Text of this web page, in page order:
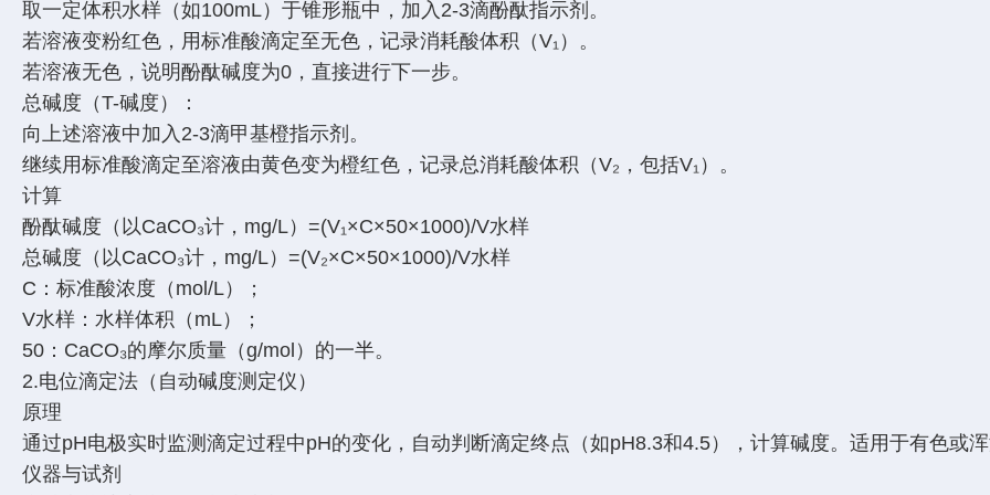
取一定体积水样（如100mL）于锥形瓶中，加入2-3滴酚酞指示剂。
若溶液变粉红色，用标准酸滴定至无色，记录消耗酸体积（V₁）。
若溶液无色，说明酚酞碱度为0，直接进行下一步。
总碱度（T-碱度）：
向上述溶液中加入2-3滴甲基橙指示剂。
继续用标准酸滴定至溶液由黄色变为橙红色，记录总消耗酸体积（V₂，包括V₁）。
计算
酚酞碱度（以CaCO₃计，mg/L）=(V₁×C×50×1000)/V水样
总碱度（以CaCO₃计，mg/L）=(V₂×C×50×1000)/V水样
C：标准酸浓度（mol/L）；
V水样：水样体积（mL）；
50：CaCO₃的摩尔质量（g/mol）的一半。
2.电位滴定法（自动碱度测定仪）
原理
通过pH电极实时监测滴定过程中pH的变化，自动判断滴定终点（如pH8.3和4.5），计算碱度。适用于有色或
仪器与试剂